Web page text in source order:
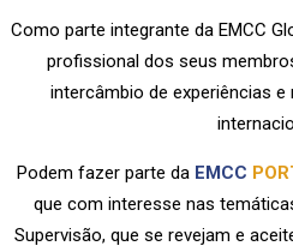
Como parte integrante da EMCC
profissional dos seus
intercâmbio de experiências e
Podem fazer parte da EMCC
que com interesse nas
Supervisão, que se revejam e